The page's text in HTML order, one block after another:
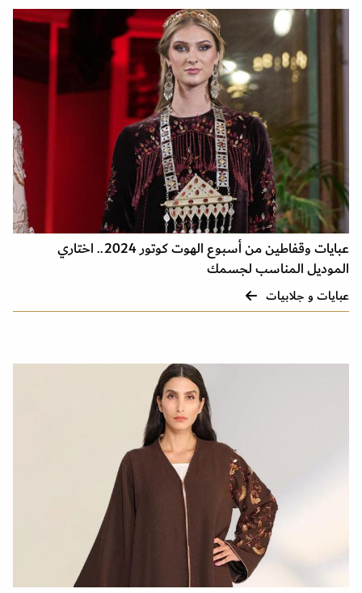
عبايات وقفاطين من أسبوع الهوت كوتور 2024.. اختاري
الموديل المناسب لجسمك
عبايات و جلابيات